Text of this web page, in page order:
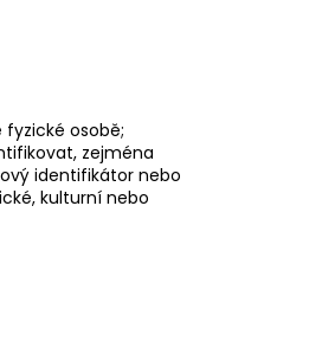
osobě;
zejména
identifikátor nebo
kulturní nebo